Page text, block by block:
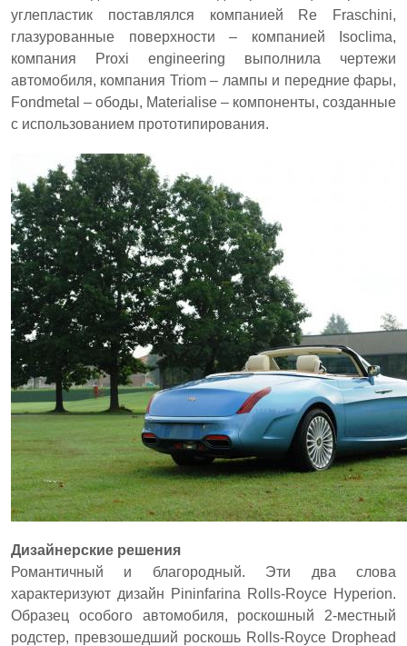
углепластик поставлялся компанией Re Fraschini,
глазурованные поверхности – компанией Isoclima,
компания Proxi engineering выполнила чертежи
автомобиля, компания Triom – лампы и передние фары,
Fondmetal – ободы, Materialise – компоненты, созданные
с использованием прототипирования.
Дизайнерские решения
Романтичный и благородный. Эти два слова
характеризуют дизайн Pininfarina Rolls-Royce Hyperion.
Образец особого автомобиля, роскошный 2-местный
родстер, превзошедший роскошь Rolls-Royce Drophead